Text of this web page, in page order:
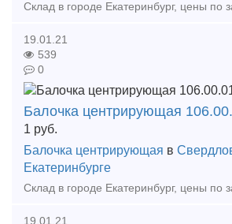
19.01.21
539
0
Балочка центрирующая
1 руб.
Балочка центрирующая в
Екатеринбурге
19.01.21